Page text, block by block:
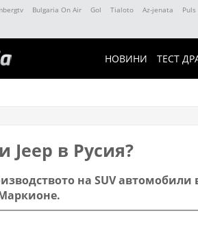
Bulgaria On Air Gol Tialoto Az-jenata Puls
НОВИНИ ТЕСТ
Jeep в Русия?
на SUV